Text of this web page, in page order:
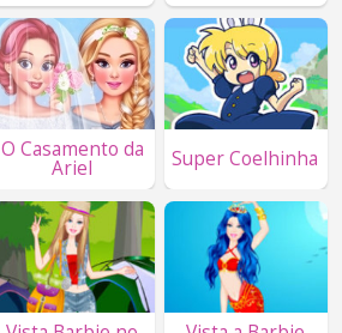
O Casamento da
Ariel Super Coelhinha